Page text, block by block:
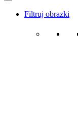
Filtruj obrazki